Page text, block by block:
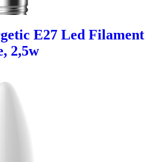
E27 Led Filament
2,5w